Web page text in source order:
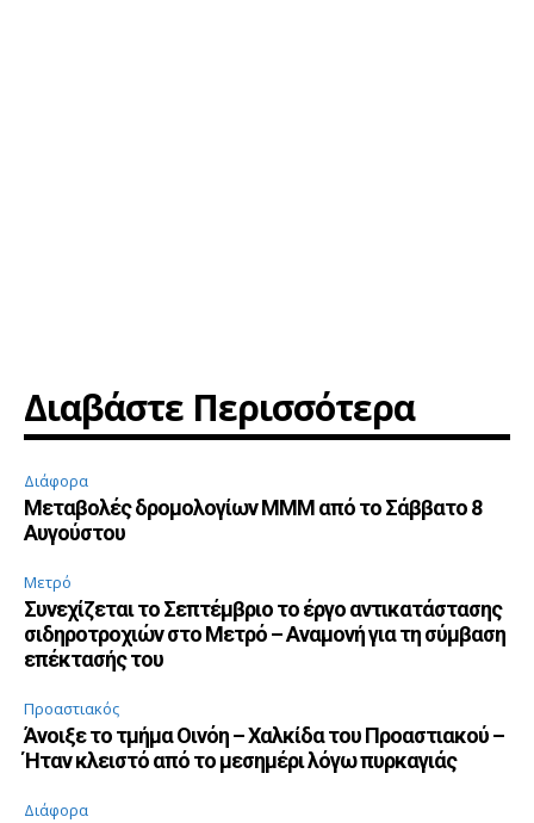
Διαβάστε Περισσότερα
Διάφορα
Μεταβολές δρομολογίων ΜΜΜ από το Σάββατο 8
Αυγούστου
Μετρό
Συνεχίζεται το Σεπτέμβριο το έργο αντικατάστασης
σιδηροτροχιών στο Μετρό – Αναμονή για τη σύμβαση
επέκτασής του
Προαστιακός
Άνοιξε το τμήμα Οινόη – Χαλκίδα του Προαστιακού –
Ήταν κλειστό από το μεσημέρι λόγω πυρκαγιάς
Διάφορα